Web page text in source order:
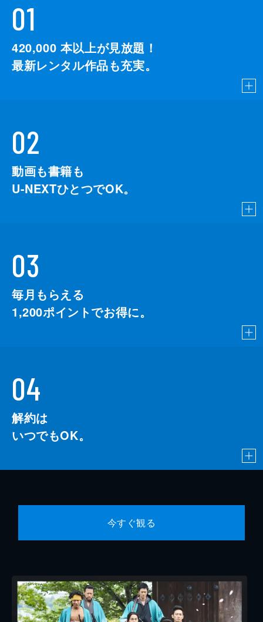
01
420,000 本以上が見放題！
最新レンタル作品も充実。
02
動画も書籍も
U-NEXTひとつでOK。
03
毎月もらえる
1,200ポイントでお得に。
04
解約は
いつでもOK。
今すぐ観る